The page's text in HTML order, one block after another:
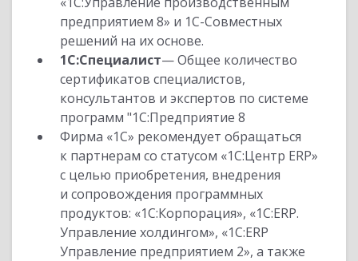
предприятием 8» и 1С-Совместных
решений на их основе.
1С:Специалист— Общее количество
сертификатов специалистов,
консультантов и экспертов по системе
программ "1С:Предприятие 8
Фирма «1С» рекомендует обращаться
к партнерам со статусом «1С:Центр ERP»
с целью приобретения, внедрения
и сопровождения программных
продуктов: «1С:Корпорация», «1С:ERP.
Управление холдингом», «1С:ERP
Управление предприятием 2», а также